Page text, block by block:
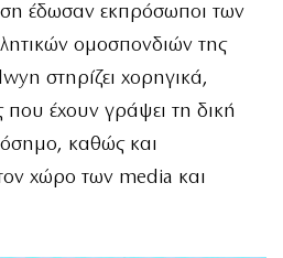
έδωσαν εκπρόσωποι των
ομοσπονδιών της
στηρίζει χορηγικά,
που έχουν γράψει τη δική
καθώς και
χώρο των media και